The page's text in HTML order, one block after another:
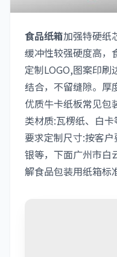
食品纸箱加强特硬纸
缓冲性较强硬度高，
定制LOGO,图案印
结合，不留缝隙。厚
优质牛卡纸板常见
类材质:瓦楞纸、白
要求定制尺寸:按客
银等，下面广州市白
解食品包装用纸箱标